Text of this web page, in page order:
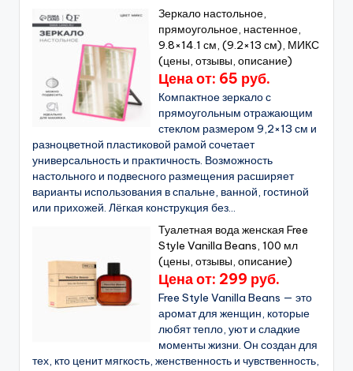
Зеркало настольное,
прямоугольное, настенное,
9.8×14.1 см, (9.2×13 см), МИКС
(цены, отзывы, описание)
Цена от: 65 руб.
Компактное зеркало с
прямоугольным отражающим
стеклом размером 9,2×13 см и
разноцветной пластиковой рамой сочетает
универсальность и практичность. Возможность
настольного и подвесного размещения расширяет
варианты использования в спальне, ванной, гостиной
или прихожей. Лёгкая конструкция без...
Туалетная вода женская Free
Style Vanilla Beans, 100 мл
(цены, отзывы, описание)
Цена от: 299 руб.
Free Style Vanilla Beans — это
аромат для женщин, которые
любят тепло, уют и сладкие
моменты жизни. Он создан для
тех, кто ценит мягкость, женственность и чувственность,